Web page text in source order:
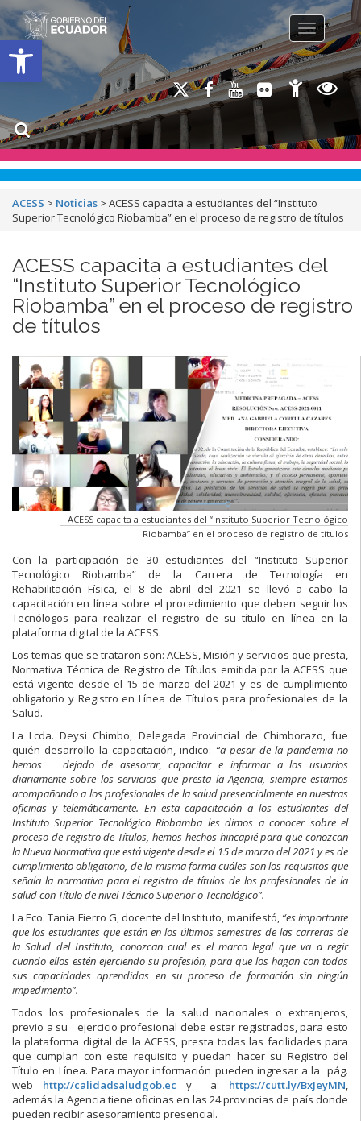
Open toolbar
Toggle
ACESS > Noticias > ACESS capacita a estudiantes del “Instituto
Superior Tecnológico Riobamba” en el proceso de registro de títulos
ACESS capacita a estudiantes del
“Instituto Superior Tecnológico
Riobamba” en el proceso de registro
de títulos
ACESS capacita a estudiantes del “Instituto Superior Tecnológico
Riobamba” en el proceso de registro de títulos
Con la participación de 30 estudiantes del “Instituto Superior
Tecnológico Riobamba” de la Carrera de Tecnología en
Rehabilitación Física, el 8 de abril del 2021 se llevó a cabo la
capacitación en línea sobre el procedimiento que deben seguir los
Tecnólogos para realizar el registro de su título en línea en la
plataforma digital de la ACESS.
Los temas que se trataron son: ACESS, Misión y servicios que presta,
Normativa Técnica de Registro de Títulos emitida por la ACESS que
está vigente desde el 15 de marzo del 2021 y es de cumplimiento
obligatorio y Registro en Línea de Títulos para profesionales de la
Salud.
La Lcda. Deysi Chimbo, Delegada Provincial de Chimborazo, fue
quién desarrollo la capacitación, indico: “a pesar de la pandemia no
hemos dejado de asesorar, capacitar e informar a los usuarios
diariamente sobre los servicios que presta la Agencia, siempre estamos
acompañando a los profesionales de la salud presencialmente en nuestras
oficinas y telemáticamente. En esta capacitación a los estudiantes del
Instituto Superior Tecnológico Riobamba les dimos a conocer sobre el
proceso de registro de Títulos, hemos hechos hincapié para que conozcan
la Nueva Normativa que está vigente desde el 15 de marzo del 2021 y es de
cumplimiento obligatorio, de la misma forma cuáles son los requisitos que
señala la normativa para el registro de títulos de los profesionales de la
salud con Título de nivel Técnico Superior o Tecnológico”.
La Eco. Tania Fierro G, docente del Instituto, manifestó, “es importante
que los estudiantes que están en los últimos semestres de las carreras de
la Salud del Instituto, conozcan cual es el marco legal que va a regir
cuando ellos estén ejerciendo su profesión, para que los hagan con todas
sus capacidades aprendidas en su proceso de formación sin ningún
impedimento”.
Todos los profesionales de la salud nacionales o extranjeros,
previo a su ejercicio profesional debe estar registrados, para esto
la plataforma digital de la ACESS, presta todas las facilidades para
que cumplan con este requisito y puedan hacer su Registro del
Título en Línea. Para mayor información pueden ingresar a la pág.
web http://calidadsaludgob.ec y a: https://cutt.ly/BxJeyMN,
además la Agencia tiene oficinas en las 24 provincias de país donde
pueden recibir asesoramiento presencial.